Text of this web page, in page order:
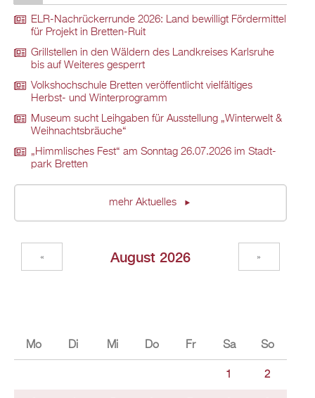
ELR-Nach­rü­ck­er­run­de 2026: Land be­wil­ligt För­der­mit­tel
für Pro­jekt in Brett­en-Ruit
Grill­stel­len in den Wäl­dern des Land­krei­ses Karls­ru­he
bis auf Wei­te­res ge­sperrt
Volks­hoch­schu­le Brett­en ver­öf­fent­licht viel­fäl­ti­ges
Herbst- und Win­ter­pro­gramm
Mu­se­um sucht Leih­ga­ben für Aus­stel­lung „Win­ter­welt &
Weih­nachts­bräu­che“
„Himm­li­sches Fest“ am Sonn­tag 26.07.2026 im Stadt­
park Brett­en
mehr Ak­tu­el­les
Au­gust 2026
« »
Mo Di Mi Do Fr Sa So
1 2